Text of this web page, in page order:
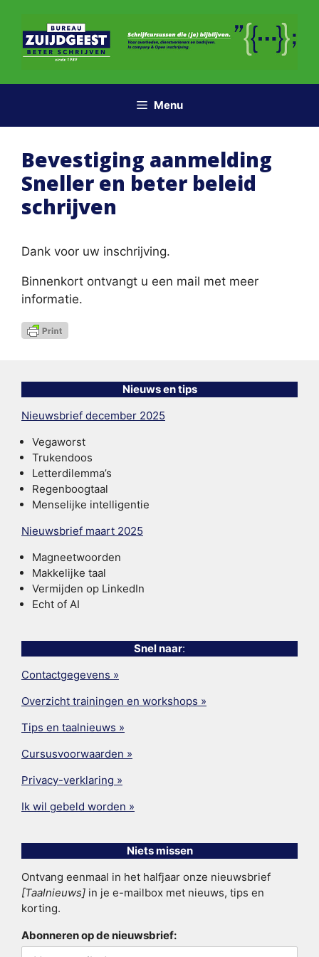
inhoud
Menu
Bevestiging aanmelding
Sneller en beter beleid
schrijven
Dank voor uw inschrijving.
Binnenkort ontvangt u een mail met meer
informatie.
Nieuws en tips
Nieuwsbrief december 2025
Vegaworst
Trukendoos
Letterdilemma’s
Regenboogtaal
Menselijke intelligentie
Nieuwsbrief maart 2025
Magneetwoorden
Makkelijke taal
Vermijden op LinkedIn
Echt of AI
Snel naar:
Contactgegevens »
Overzicht trainingen en workshops »
Tips en taalnieuws »
Cursusvoorwaarden »
Privacy-verklaring »
Ik wil gebeld worden »
Niets missen
Ontvang eenmaal in het halfjaar onze nieuwsbrief
[Taalnieuws] in je e-mailbox met nieuws, tips en
korting.
Abonneren op de nieuwsbrief: